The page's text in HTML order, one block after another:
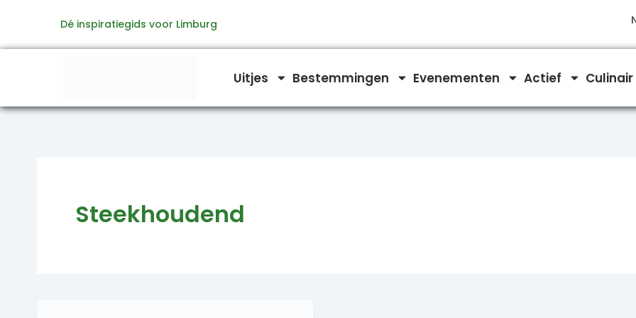
de
Dé inspiratiegids voor Limburg
Uitjes Bestemmingen Evenementen Actief Culinair
Steekhoudend